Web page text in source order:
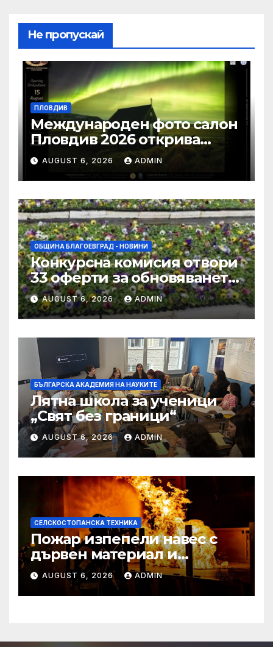
Не пропускай
ПЛОВДИВ
Международен фото салон
Пловдив 2026 открива
изложба с най-добрите
фотографии от
тазгодишното издание
AUGUST 6, 2026 ADMIN
ОБЩИНА БЛАГОЕВГРАД - НОВИНИ
Конкурсна комисия отвори
33 оферти за обновяването
на дворовете на 11 училища
в Благоевград
AUGUST 6, 2026 ADMIN
БЪЛГАРСКА АКАДЕМИЯ НА НАУКИТЕ
Лятна школа за ученици
„Свят без граници“
AUGUST 6, 2026 ADMIN
СЕЛСКОСТОПАНСКА ТЕХНИКА
Пожар изпепели навес с
дървен материал и
земеделска техника
AUGUST 6, 2026 ADMIN